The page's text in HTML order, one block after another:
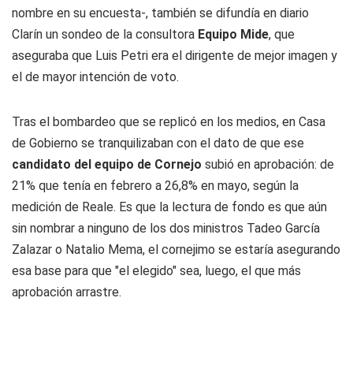
nombre en su encuesta-, también se difundía en diario
Clarín un sondeo de la consultora Equipo Mide, que
aseguraba que Luis Petri era el dirigente de mejor imagen y
el de mayor intención de voto.
Tras el bombardeo que se replicó en los medios, en Casa
de Gobierno se tranquilizaban con el dato de que ese
candidato del equipo de Cornejo subió en aprobación: de
21% que tenía en febrero a 26,8% en mayo, según la
medición de Reale. Es que la lectura de fondo es que aún
sin nombrar a ninguno de los dos ministros Tadeo García
Zalazar o Natalio Mema, el cornejimo se estaría asegurando
esa base para que "el elegido" sea, luego, el que más
aprobación arrastre.